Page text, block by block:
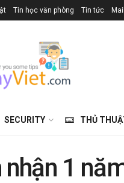
Tin học văn phòng Tin tức
SECURITY THỦ
1